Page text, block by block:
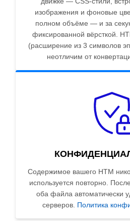
изображения и фоновые
полном объёме — и за
фиксированной вёрсткой.
(расширение из 3 символов
неотличим от
Содержимое вашего HTM
используется повторно.
оба файла автоматически
серверов. Политика